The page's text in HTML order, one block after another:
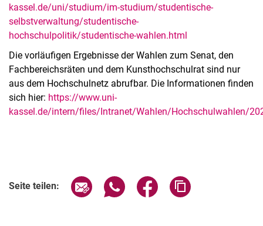
kassel.de/uni/studium/im-studium/studentische-
selbstverwaltung/studentische-
hochschulpolitik/studentische-wahlen.html
Die vorläufigen Ergebnisse der Wahlen zum Senat, den
Fachbereichsräten und dem Kunsthochschulrat sind nur
aus dem Hochschulnetz abrufbar. Die Informationen finden
sich hier: https://www.uni-
kassel.de/intern/files/Intranet/Wahlen/Hochschulwahlen/
Seite teilen: Seite über E-Mail teilen
Seite über WhatsApp teilen
Seite über Facebook